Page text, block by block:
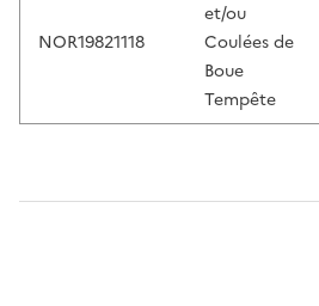
NOR19821118
et/ou
Coulées de
Boue
Tempête